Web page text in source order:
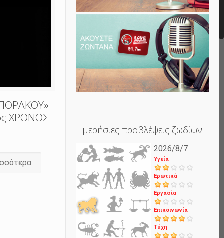
ΧΡΟΝΟΣ
Ημερήσιες προβλέψεις ζωδίων
2026/8/7
Υγεία
Ερωτικά
Εργασία
Επικοινωνία
Τύχη